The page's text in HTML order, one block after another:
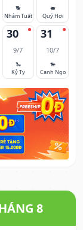
🐕
Nhâm Tuất
🐖
Quý Hợi
30
9/7
🐍
Kỷ Tỵ
31
10/7
🐎
Canh Ngọ
8